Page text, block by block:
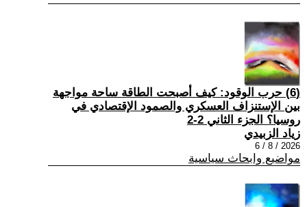
(6) حرب الوقود: كيف أصبحت الطاقة ساحة مواجهة
بين الإستنزاف العسكري والصمود الإقتصادي في
روسيا؟ الجزء الثاني 2-2
زياد الزبيدي
2026 / 8 / 6
مواضيع وابحاث سياسية